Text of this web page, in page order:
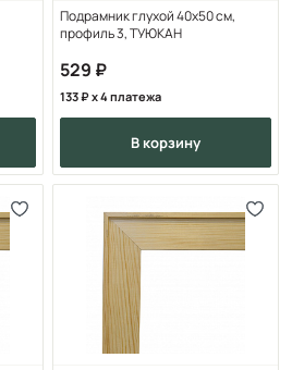
Подрамник глухой 40х50 см,
профиль 3, ТУЮКАН
529
133 x 4 платежа
в корзину